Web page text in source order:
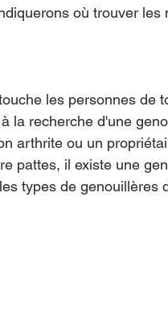
où trouver les
les personnes de
la recherche d'une
arthrite ou un
pattes, il existe une
types de genouillères